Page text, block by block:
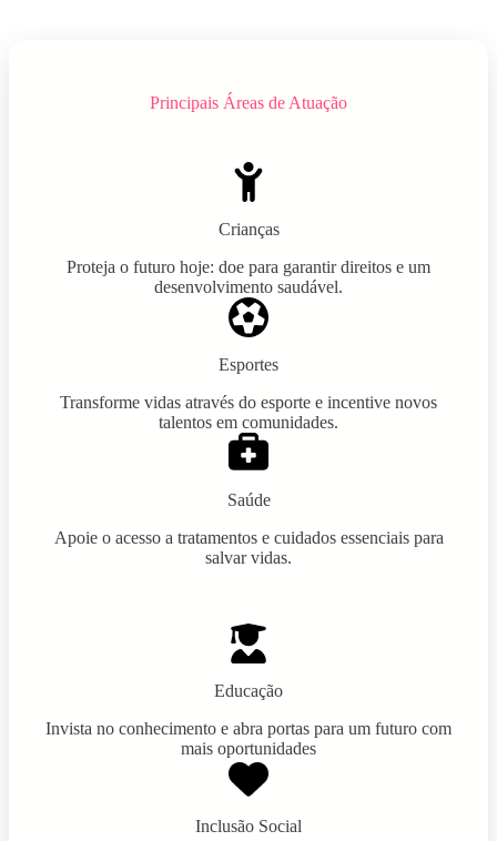
Principais Áreas de Atuação
Crianças
Proteja o futuro hoje: doe para garantir direitos e um
desenvolvimento saudável.
Esportes
Transforme vidas através do esporte e incentive novos
talentos em comunidades.
Saúde
Apoie o acesso a tratamentos e cuidados essenciais para
salvar vidas.
Educação
Invista no conhecimento e abra portas para um futuro com
mais oportunidades
Inclusão Social